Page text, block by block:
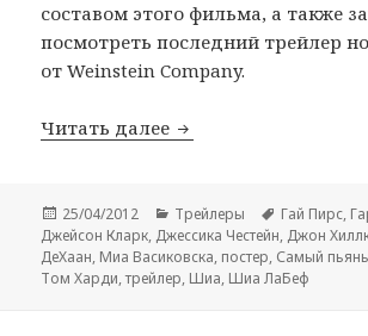
составом этого фильма, а также
посмотреть последний трейлер
от Weinstein Company.
Читать далее Трейлер и постер
Опубликовано
25/04/2012 Рубрики
Трейлеры Метки
Гай Пирс,
Джейсон Кларк, Джессика Честейн, Джон
ДеХаан, Миа Васиковска, постер, Самый
Том Харди,трейлер, Шиа, Шиа ЛаБеф